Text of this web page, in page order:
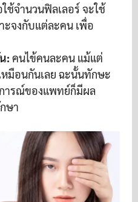
ช้จำนวนฟิลเลอร์ จะใช้
ะจงกับแต่ละคน เพื่อ
: คนไข้คนละคน แม้แต่
หมือนกันเลย ฉะนั้นทักษะ
ารณ์ของแพทย์ก็มีผล
ษา